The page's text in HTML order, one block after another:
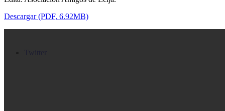
Descargar (PDF, 6.92MB)